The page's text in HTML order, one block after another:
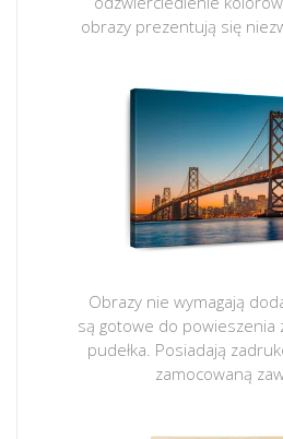
obrazy prezentują się
Obrazy nie wymagają
są gotowe do powieszenia
pudełka. Posiadają
zamocowaną